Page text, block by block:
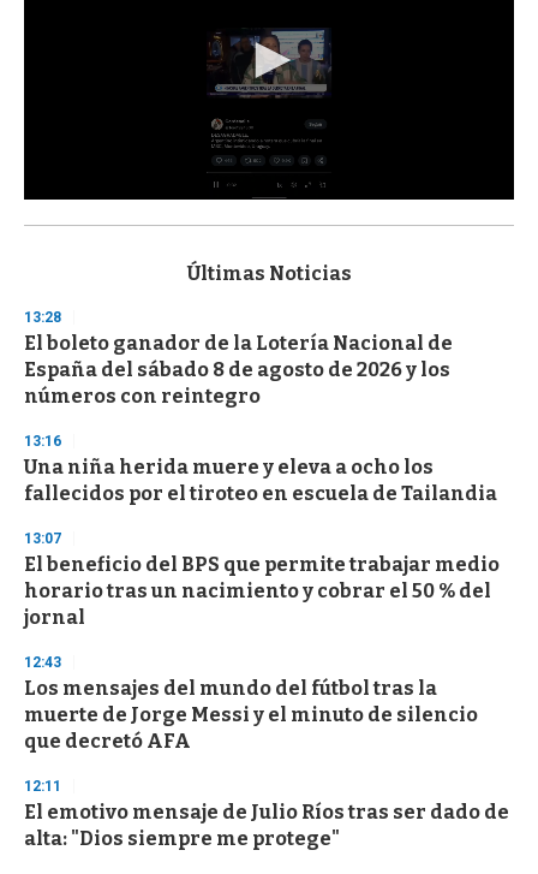
s
d
s
o
f
3
s
e
c
o
d
s
Últimas Noticias
13:28
El boleto ganador de la Lotería Nacional de
España del sábado 8 de agosto de 2026 y los
números con reintegro
13:16
Una niña herida muere y eleva a ocho los
fallecidos por el tiroteo en escuela de Tailandia
13:07
El beneficio del BPS que permite trabajar medio
horario tras un nacimiento y cobrar el 50 % del
jornal
12:43
Los mensajes del mundo del fútbol tras la
muerte de Jorge Messi y el minuto de silencio
que decretó AFA
12:11
El emotivo mensaje de Julio Ríos tras ser dado de
alta: "Dios siempre me protege"